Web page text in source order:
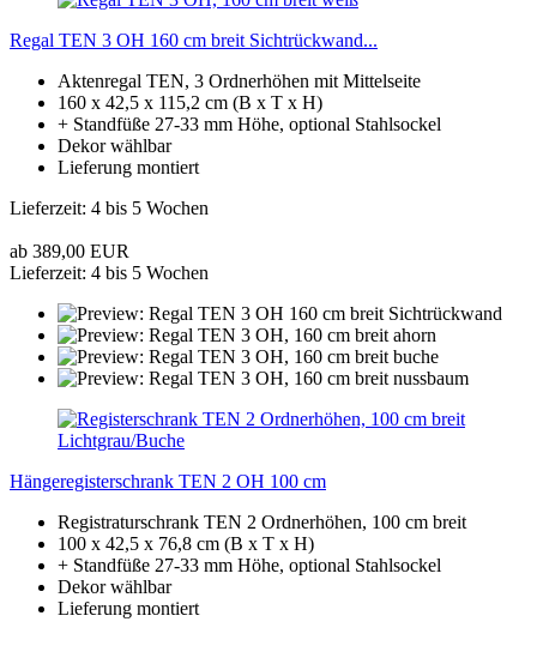
Regal TEN 3 OH 160 cm breit Sichtrückwand...
Aktenregal TEN, 3 Ordnerhöhen mit Mittelseite
160 x 42,5 x 115,2 cm (B x T x H)
+ Standfüße 27-33 mm Höhe, optional Stahlsockel
Dekor wählbar
Lieferung montiert
Lieferzeit: 4 bis 5 Wochen
ab 389,00 EUR
Lieferzeit: 4 bis 5 Wochen
Hängeregisterschrank TEN 2 OH 100 cm
Registraturschrank TEN 2 Ordnerhöhen, 100 cm breit
100 x 42,5 x 76,8 cm (B x T x H)
+ Standfüße 27-33 mm Höhe, optional Stahlsockel
Dekor wählbar
Lieferung montiert